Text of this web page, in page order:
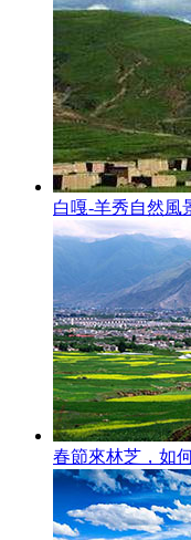
白嘎-羊秀自然風
春節來林芝，如